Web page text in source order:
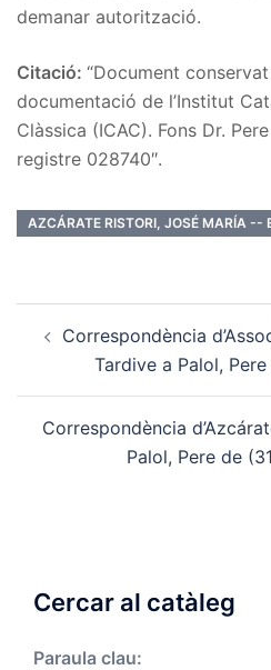
demanar autorització.
Citació: “Document
documentació de l’Institut
Clàssica (ICAC). Fons Dr.
registre 028740″.
AZCÁRATE RISTORI, JOSÉ MARÍA --
navigation
Correspondència
Tardive a Palol,
Correspondència
Palol, Pere de
Cercar al catàleg
Paraula clau: